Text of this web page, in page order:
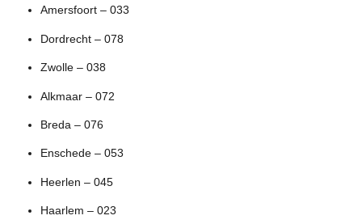
Amersfoort – 033
Dordrecht – 078
Zwolle – 038
Alkmaar – 072
Breda – 076
Enschede – 053
Heerlen – 045
Haarlem – 023